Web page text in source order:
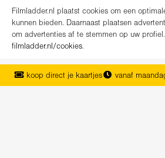
Filmladder.nl plaatst cookies om een
kunnen bieden. Daarnaast plaatsen
om advertenties af te stemmen op uw
filmladder.nl/cookies.
koop direct je kaartjes
vanaf
het complete overzicht van